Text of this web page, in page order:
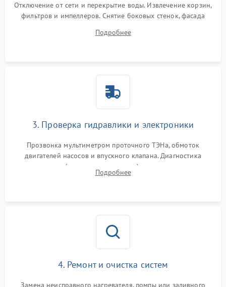
Отключение от сети и перекрытие воды. Извлечение корзин,
фильтров и импеллеров. Снятие боковых стенок, фасада
циркуляционному насосу, ТЭНу и сливной помпе.
Подробнее
3. Проверка гидравлики и электроники
Прозвонка мультиметром проточного ТЭНа, обмоток
двигателей насосов и впускного клапана. Диагностика
прессостата (датчика уровня воды), датчика мутности,
концевика дверцы и электронного модуля управления.
Подробнее
4. Ремонт и очистка систем
Замена неисправного нагревателя, помпы или заливного